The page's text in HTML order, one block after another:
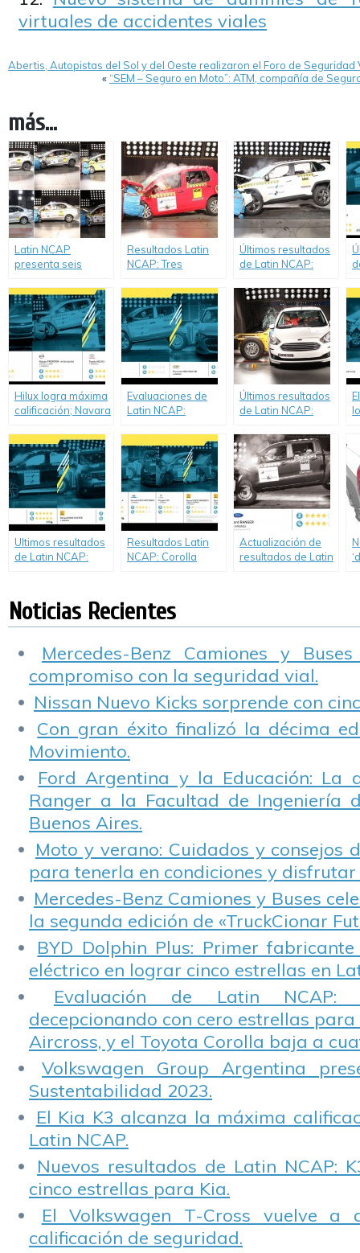
virtuales de accidentes viales
Abertis, Autopistas del Sol y del Oeste realizaron el Foro de Seguridad
« “SEM – Seguro en Moto”: ATM, compañía de
más...
Latin NCAP
presenta seis
de pruebas de
choque.
Resultados Latin
NCAP: Tres
Volkswagen
Suran/Fox.
Últimos resultados
de Latin NCAP:
deslumbra con
cinco estrellas,
mientras que
Renault Kangoo
obtiene resultado
débil de tres
estrellas.
Hilux logra máxima
calificación; Navara
estrellas, y
Chevrolet logra
con Cruze el primer
resultado máximo
para adultos.
Evaluaciones de
Latin NCAP:
Onix Hatchback
lidera en
Seguridad,
mientras que
Mitsubishi L200
decepciona con
cero estrellas.
Últimos resultados
de Latin NCAP:
obtiene cero
estrellas en
adultos, mientras
que Ford Ka mejora
en impacto lateral.
Ultimos resultados
de Latin NCAP:
estrellas mientras
que New Duster
renueva las cuatro
Resultados Latin
NCAP: Corolla
Renault y Peugeot
muestran mejoras,
renueva las cuatro
estrellas.
Actualización de
resultados de Latin
Mitsubishi
reducción de
estrellas.
Noticias Recientes
Mercedes-Benz Camiones y
compromiso con la seguridad vial.
Nissan Nuevo Kicks sorprende con
Con gran éxito finalizó la décima
Movimiento.
Ford Argentina y la Educación: La
Ranger a la Facultad de Ingeniería
Buenos Aires.
Moto y verano: Cuidados y consejos
para tenerla en condiciones y disfrutar
Mercedes-Benz Camiones y Buses
la segunda edición de «TruckCionar
BYD Dolphin Plus: Primer
eléctrico en lograr cinco estrellas en
Evaluación de Latin NCAP:
decepcionando con cero estrellas para
Aircross, y el Toyota Corolla baja a
Volkswagen Group Argentina
Sustentabilidad 2023.
El Kia K3 alcanza la máxima
Latin NCAP.
Nuevos resultados de Latin NCAP:
cinco estrellas para Kia.
El Volkswagen T-Cross vuelve a
calificación de seguridad.